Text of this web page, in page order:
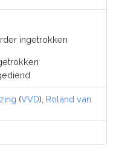
ingetrokken
(VVD), Roland van